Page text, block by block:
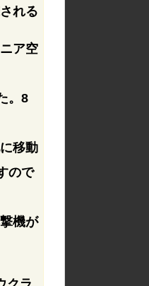
れる
ア空
。8
移動
ので
機が